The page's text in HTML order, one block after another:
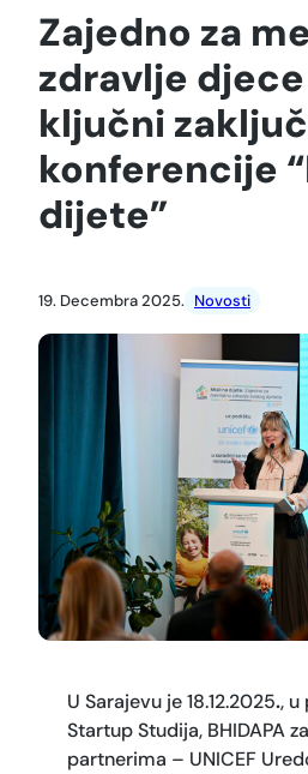
Zajedno za
zdravlje
ključni
konferencije
dijete”
19. Decembra 2025. Novosti
U Sarajevu je 18.12.2025., u
Startup Studija, BHIDAPA
partnerima – UNICEF